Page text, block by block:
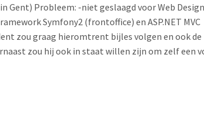
Gent) Probleem: -niet geslaagd voor Web
Symfony2 (frontoffice) en ASP.NET MVC
zou graag hieromtrent bijles volgen en ook de
zou hij ook in staat willen zijn om zelf een